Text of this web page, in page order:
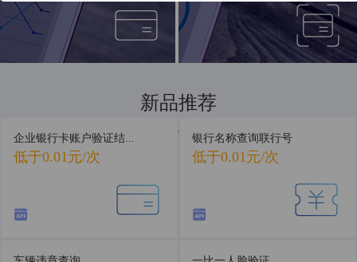
新品推荐
新品首发，抢先体验
企业银行卡账户验证结...
低于0.01元/次
银行名称查询联行号
低于0.01元/次